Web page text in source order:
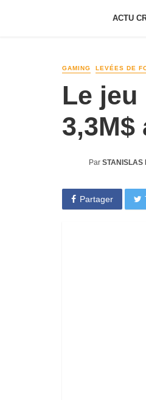
ACTU
GAMING LEVÉES DE
Le jeu
3,3M$
Par STANISLAS
Partager